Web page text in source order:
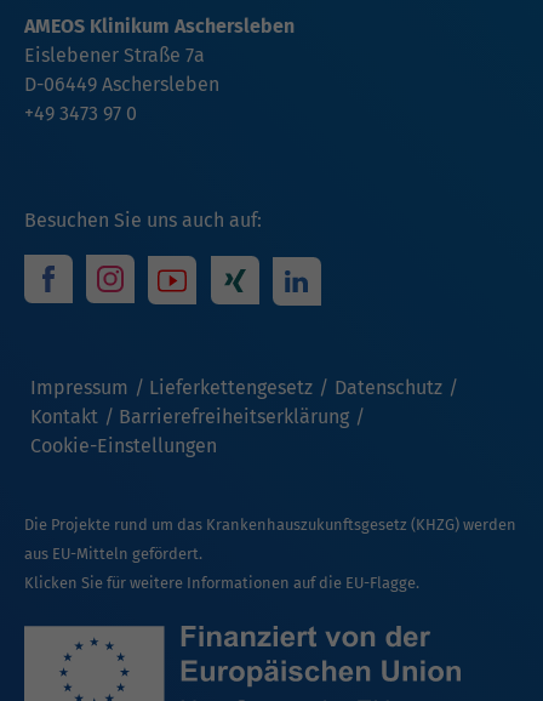
Besuchen Sie uns auch auf:
Impressum Lieferkettengesetz
Datenschutz
Kontakt
Barrierefreiheitserklärung
Cookie-Einstellungen
AMEOS Klinikum Aschersleben
Eislebener Straße 7a
D-06449 Aschersleben
+49 3473 97 0
Die Projekte rund um das Krankenhauszukunftsgesetz (KHZG) werden
aus EU-Mitteln gefördert.
Klicken Sie für weitere Informationen auf die EU-Flagge.